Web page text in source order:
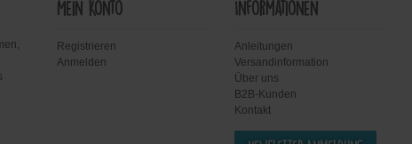
Mein Konto
Registrieren
Anmelden
Informationen
Anleitungen
Versandinformation
Über uns
B2B-Kunden
Kontakt